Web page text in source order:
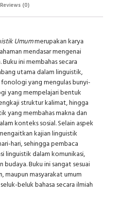
Reviews (0)
Umummerupakan karya
mendasar mengenai
ini membahas secara
utama dalam linguistik,
yang mengulas bunyi-
yang mempelajari bentuk
struktur kalimat, hingga
yang membahas makna dan
konteks sosial. Selain aspek
kajian linguistik
hari, sehingga pembaca
linguistik dalam komunikasi,
Buku ini sangat sesuai
maupun masyarakat umum
beluk bahasa secara ilmiah